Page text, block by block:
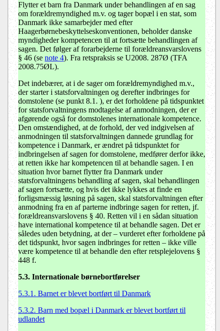
Flytter et barn fra Danmark under behandlingen af en sag
om forældremyndighed m.v. og tager bopæl i en stat, som
Danmark ikke samarbejder med efter
Haagerbørnebeskyttelseskonventionen, beholder danske
myndigheder kompetencen til at fortsætte behandlingen af
sagen. Det følger af forarbejderne til forældreansvarslovens
§ 46 (se note 4). Fra retspraksis se U2008. 287Ø (TFA
2008.75ØL).
Det indebærer, at i de sager om forældremyndighed m.v.,
der starter i statsforvaltningen og derefter indbringes for
domstolene (se punkt 8.1. ), er det forholdene på tidspunktet
for statsforvaltningens modtagelse af anmodningen, der er
afgørende også for domstolenes internationale kompetence.
Den omstændighed, at de forhold, der ved indgivelsen af
anmodningen til statsforvaltningen dannede grundlag for
kompetence i Danmark, er ændret på tidspunktet for
indbringelsen af sagen for domstolene, medfører derfor ikke,
at retten ikke har kompetencen til at behandle sagen. I en
situation hvor barnet flytter fra Danmark under
statsforvaltningens behandling af sagen, skal behandlingen
af sagen fortsætte, og hvis det ikke lykkes at finde en
forligsmæssig løsning på sagen, skal statsforvaltningen efter
anmodning fra en af parterne indbringe sagen for retten, jf.
forældreansvarslovens § 40. Retten vil i en sådan situation
have international kompetence til at behandle sagen. Det er
således uden betydning, at der – vurderet efter forholdene på
det tidspunkt, hvor sagen indbringes for retten – ikke ville
være kompetence til at behandle den efter retsplejelovens §
448 f.
5.3. Internationale børnebortførelser
5.3.1. Barnet er blevet bortført til Danmark
5.3.2. Barn med bopæl i Danmark er blevet bortført til
udlandet